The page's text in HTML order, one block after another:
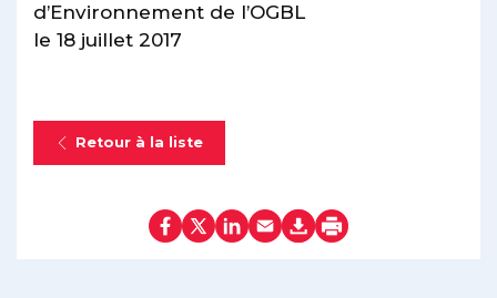
d’Environnement de l’OGBL
le 18 juillet 2017
Retour à la liste